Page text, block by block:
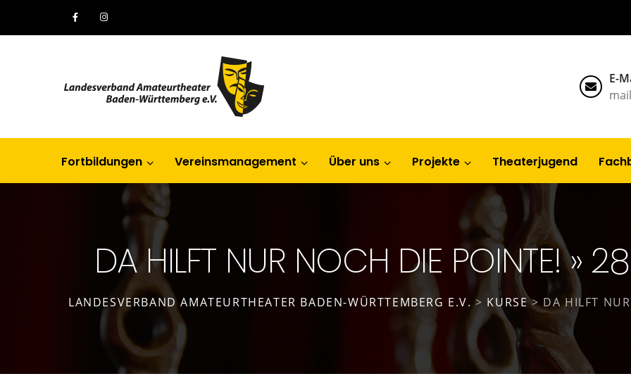
E-
Fortbildungen Vereinsmanagement Über uns Projekte Theaterjugend
DA HILFT NUR NOCH DIE POINTE! »
LANDESVERBAND AMATEURTHEATER BADEN-WÜRTTEMBERG E.V. > KURSE> DA HILFT